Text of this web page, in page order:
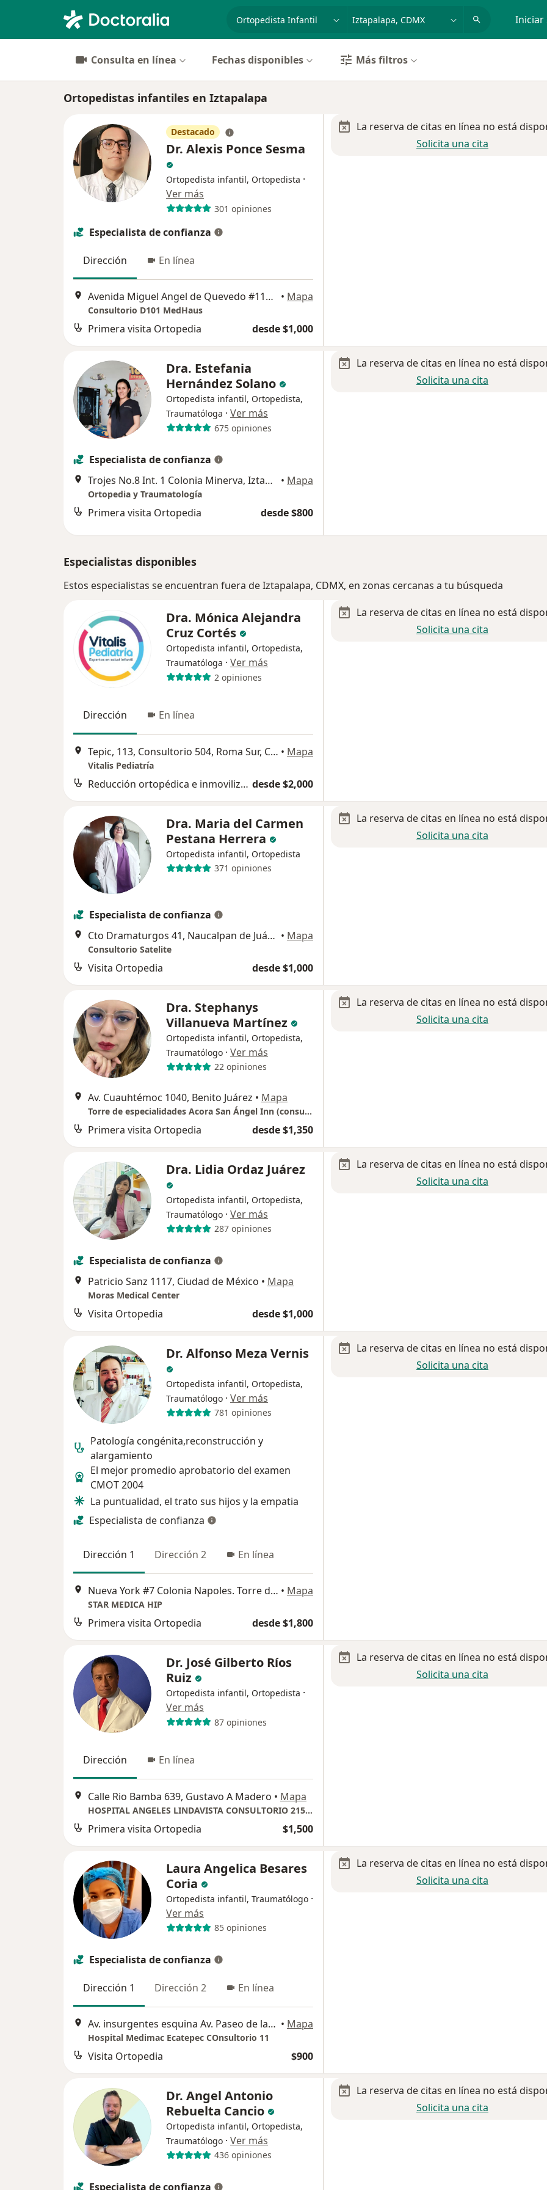
Iniciar
Consulta en línea Fechas disponibles Más filtros
Ortopedistas infantiles en Iztapalapa
Destacado
Dr. Alexis Ponce Sesma
Ortopedista infantil, Ortopedista ·
Ver más
301 opiniones
Especialista de confianza
Dirección En línea
Avenida Miguel Angel de Quevedo #1144, Parque San Andres, Ciudad de México • Mapa
Consultorio D101 MedHaus
Primera visita Ortopedia desde $1,000
La reserva de citas en línea no está
Solicita una cita
Dra. Estefania
Hernández Solano
Ortopedista infantil, Ortopedista,
Traumatóloga · Ver más
675 opiniones
Especialista de confianza
Trojes No.8 Int. 1 Colonia Minerva, Iztapalapa, Iztapalapa
• Mapa
Ortopedia y Traumatología
Primera visita Ortopedia desde $800
La reserva de citas en línea no está
Solicita una cita
Especialistas disponibles
Estos especialistas se encuentran fuera de Iztapalapa, CDMX, en zonas cercanas a tu búsqueda
Dra. Mónica Alejandra
Cruz Cortés
Ortopedista infantil, Ortopedista,
Traumatóloga · Ver más
2 opiniones
Dirección En línea
Tepic, 113, Consultorio 504, Roma Sur, Cuauhtémoc, Hervidero y Plancha, Ciudad de México • Mapa
Vitalis Pediatría
Reducción ortopédica e inmovilización de fractura de Colles desde $2,000
La reserva de citas en línea no está
Solicita una cita
Dra. Maria del Carmen
Pestana Herrera
Ortopedista infantil, Ortopedista
371 opiniones
Especialista de confianza
Cto Dramaturgos 41, Naucalpan de Juárez • Mapa
Consultorio Satelite
Visita Ortopedia desde $1,000
La reserva de citas en línea no está
Solicita una cita
Dra. Stephanys
Villanueva Martínez
Ortopedista infantil, Ortopedista,
Traumatólogo · Ver más
22 opiniones
Av. Cuauhtémoc 1040, Benito Juárez • Mapa
Torre de especialidades Acora San Ángel Inn (consultorio 970)
Primera visita Ortopedia desde $1,350
La reserva de citas en línea no está
Solicita una cita
Dra. Lidia Ordaz Juárez
Ortopedista infantil, Ortopedista,
Traumatólogo · Ver más
287 opiniones
Especialista de confianza
Patricio Sanz 1117, Ciudad de México • Mapa
Moras Medical Center
Visita Ortopedia desde $1,000
La reserva de citas en línea no está
Solicita una cita
Dr. Alfonso Meza Vernis
Ortopedista infantil, Ortopedista,
Traumatólogo · Ver más
781 opiniones
Patología congénita,reconstrucción y
alargamiento
El mejor promedio aprobatorio del examen
CMOT 2004
La puntualidad, el trato sus hijos y la empatia
Especialista de confianza
Dirección 1 Dirección 2 En línea
Nueva York #7 Colonia Napoles. Torre de consultorios Primer Piso Clínica 103, Ciudad de México • Mapa
STAR MEDICA HIP
Primera visita Ortopedia desde $1,800
La reserva de citas en línea no está
Solicita una cita
Dr. José Gilberto Ríos
Ruiz
Ortopedista infantil, Ortopedista ·
Ver más
87 opiniones
Dirección En línea
Calle Rio Bamba 639, Gustavo A Madero • Mapa
HOSPITAL ANGELES LINDAVISTA CONSULTORIO 215 SEGUNDO PISO
Primera visita Ortopedia $1,500
La reserva de citas en línea no está
Solicita una cita
Laura Angelica Besares
Coria
Ortopedista infantil, Traumatólogo ·
Ver más
85 opiniones
Especialista de confianza
Dirección 1 Dirección 2 En línea
Av. insurgentes esquina Av. Paseo de las Americas. Mza 138 lote 1, • Mapa
Hospital Medimac Ecatepec COnsultorio 11
Visita Ortopedia $900
La reserva de citas en línea no está
Solicita una cita
Dr. Angel Antonio
Rebuelta Cancio
Ortopedista infantil, Ortopedista,
Traumatólogo · Ver más
436 opiniones
Especialista de confianza
La reserva de citas en línea no está
Solicita una cita